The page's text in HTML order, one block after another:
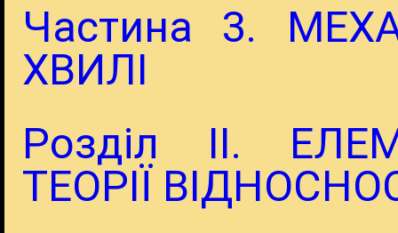
Частина 3.
ХВИЛІ
Розділ ІІ.
ТЕОРІЇ